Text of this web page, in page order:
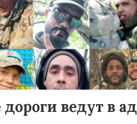
дороги ведут в ад